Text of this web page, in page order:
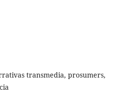
transmedia, prosumers,